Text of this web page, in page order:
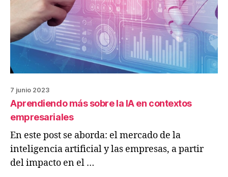
7 junio 2023
Aprendiendo más sobre la IA en contextos
empresariales
En este post se aborda: el mercado de la
inteligencia artificial y las empresas, a partir
del impacto en el …